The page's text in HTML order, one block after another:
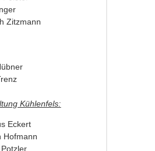
Zitzmann
Kühlenfels:
Eckert
Hofmann